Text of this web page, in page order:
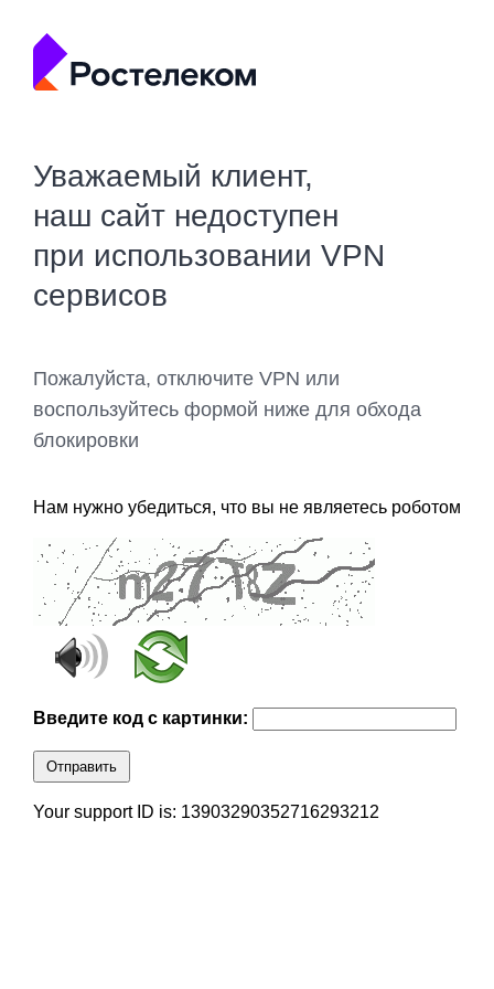
Уважаемый клиент,
наш сайт недоступен
при использовании VPN
сервисов
Пожалуйста, отключите VPN или
воспользуйтесь формой ниже для обхода
блокировки
Нам нужно убедиться, что вы не являетесь роботом
Введите код с картинки:
Отправить
Your support ID is: 13903290352716293212